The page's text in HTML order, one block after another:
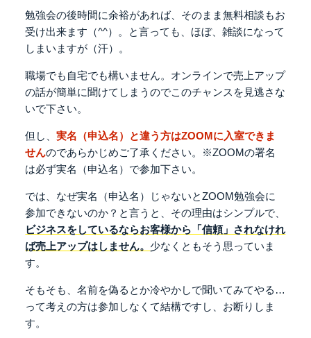
勉強会の後時間に余裕があれば、 そのまま無料相談もお
受け出来ます（^^）。 と言っても、ほぼ、雑談になって
しまいますが（汗）。
職場でも自宅でも構いません。オンラインで売上アップ
の話が簡単に聞けてしまうのでこのチャンスを見逃さな
いで下さい。
但し、実名（申込名）と違う方はZOOMに入室できま
せんのであらかじめご了承ください。 ※ZOOMの署名
は必ず実名（申込名）で参加下さい。
では、なぜ実名（申込名）じゃないとZOOM勉強会に
参加できないのか？と言うと、 その理由はシンプルで、
ビジネスをしているならお客様から「信頼」されなけれ
ば売上アップはしません。 少なくともそう思っていま
す。
そもそも、名前を偽るとか冷やかしで聞いてみてやる…
って考えの方は参加しなくて結構ですし、お断りしま
す。